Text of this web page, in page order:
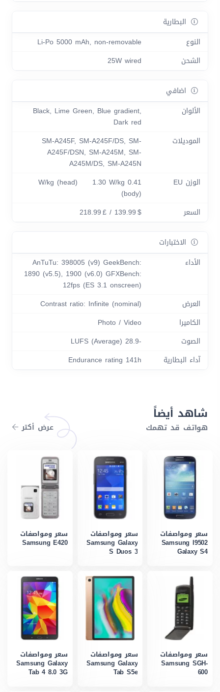
البطارية
النوع
Li-Po 5000 mAh, non-removable
الشحن
25W wired
اضافي
الألوان
Black, Lime Green, Blue gradient,
Dark red
الموديلات
SM-A245F, SM-A245F/DS, SM-
A245F/DSN, SM-A245M, SM-
A245M/DS, SM-A245N
الوزن EU
0.41 W/kg (head) 1.30 W/kg
(body)
السعر
$ 139.99 / £ 218.99
الاختبارات
الأداء
AnTuTu: 398005 (v9) GeekBench:
1890 (v5.5), 1900 (v6.0) GFXBench:
12fps (ES 3.1 onscreen)
العرض
Contrast ratio: Infinite (nominal)
الكاميرا
Photo / Video
الصوت
-28.9 LUFS (Average)
آداء البطارية
Endurance rating 141h
شاهد أيضاً
هواتف قد تهمك عرض أكتر
سعر ومواصفات
Samsung I9502
Galaxy S4
سعر ومواصفات
Samsung Galaxy
S Duos 3
سعر ومواصفات
Samsung E420
سعر ومواصفات
Samsung SGH-
600
سعر ومواصفات
Samsung Galaxy
Tab S5e
سعر ومواصفات
Samsung Galaxy
Tab 4 8.0 3G